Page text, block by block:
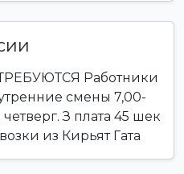
Работники
смены 7,00-
З плата 45 шек
из Кирьят Гата